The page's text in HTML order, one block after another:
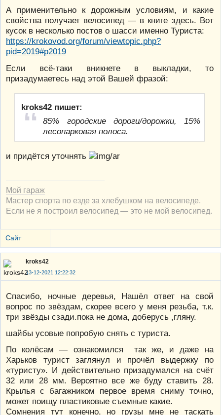
А применительно к дорожным условиям, и какие
свойства получает велосипед — в книге здесь. Вот
кусок в несколько постов о шасси именно Туриста:
https://krokovod.org/forum/viewtopic.php?
pid=2019#p2019
Если всё-таки вникнете в выкладки, то
призадумаетесь над этой Вашей фразой:
kroks42 пишет:
85% городские дороги/дорожки, 15%
лесопарковая полоса.
и придётся уточнять
Мой гараж
Мастер спорта по езде за хлебушком на велосипеде.
Если не я построил велосипед — это не мой велосипед.
Сайт
kroks42
13-12-2021 12:22:32
Спасибо, ночные деревья, Нашёл ответ на свой
вопрос по звёздам, скорее всего у меня резьба, т.к.
три звёзды сзади.пока не дома, доберусь ,гляну.
шайбы усовые попробую снять с туриста.
По колёсам — ознакомился так же, и даже на
Харьков турист заглянул и прочёл выдержку по
«туристу». И действительно призадумался на счёт
32 или 28 мм. Вероятно все же буду ставить 28.
Крылья с багажником первое время сниму точно,
может поищу пластиковые съемные какие.
Сомнения тут конечно, но грузы мне не таскать